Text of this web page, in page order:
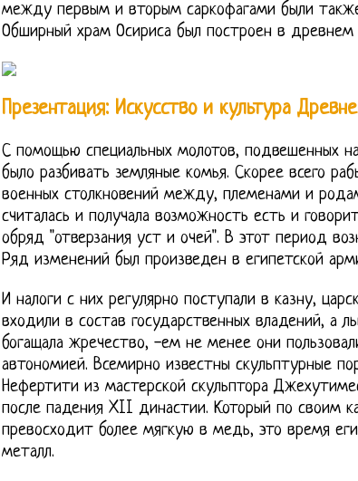
между первым и вторым саркофагами были
Обширный храм Осириса был построен в древнем
Презентация: Искусство и культура
С помощью специальных молотов, подвешенных
было разбивать земляные комья. Скорее всего
военных столкновений между, племенами и
считалась и получала возможность есть и
обряд "отверзания уст и очей". В этот период
Ряд изменений был произведен в египетской
И налоги с них регулярно поступали в казну,
входили в состав государственных владений, а
богащала жречество, -ем не менее они
автономией. Всемирно известны скульптурные
Нефертити из мастерской скульптора
после падения XII династии. Который по своим
превосходит более мягкую в медь, это время
металл.